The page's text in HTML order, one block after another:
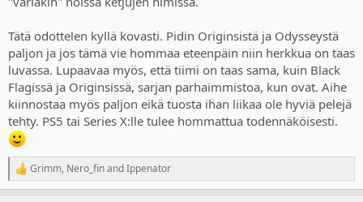
Tätä odottelen kyllä kovasti. Pidin Originsistä ja Odysseystä
paljon ja jos tämä vie hommaa eteenpäin niin herkkua on taas
luvassa. Lupaavaa myös, että tiimi on taas sama, kuin Black
Flagissä ja Originsissä, sarjan parhaimmistoa, kun ovat. Aihe
kiinnostaa myös paljon eikä tuosta ihan liikaa ole hyviä pelejä
tehty. PS5 tai Series X:lle tulee hommattua todennäköisesti.
R
e
Grimm, Nero_finandIppenator